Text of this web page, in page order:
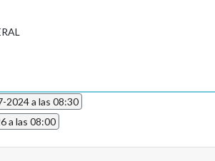
2024 a las 08:30
a las 08:00